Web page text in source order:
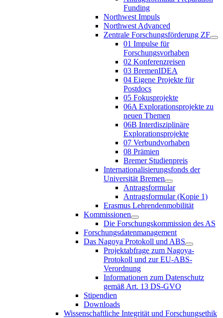
Funding
Northwest Impuls
Northwest Advanced
Zentrale Forschungsförderung ZF
01 Impulse für
Forschungsvorhaben
02 Konferenzreisen
03 BremenIDEA
04 Eigene Projekte für
Postdocs
05 Fokusprojekte
06A Explorationsprojekte zu
neuen Themen
06B Interdisziplinäre
Explorationsprojekte
07 Verbundvorhaben
08 Prämien
Bremer Studienpreis
Internationalisierungsfonds der
Universität Bremen
Antragsformular
Antragsformular (Kopie 1)
Erasmus Lehrendenmobilität
Kommissionen
Die Forschungskommission des AS
Forschungsdatenmanagement
Das Nagoya Protokoll und ABS
Projektabfrage zum Nagoya-
Protokoll und zur EU-ABS-
Verordnung
Informationen zum Datenschutz
gemäß Art. 13 DS-GVO
Stipendien
Downloads
Wissenschaftliche Integrität und Forschungsethik